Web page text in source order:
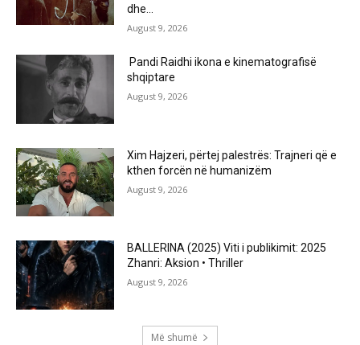
dhe...
August 9, 2026
Pandi Raidhi ikona e kinematografisë
shqiptare
August 9, 2026
Xim Hajzeri, përtej palestrës: Trajneri që e
kthen forcën në humanizëm
August 9, 2026
BALLERINA (2025) Viti i publikimit: 2025
Zhanri: Aksion • Thriller
August 9, 2026
Më shumë